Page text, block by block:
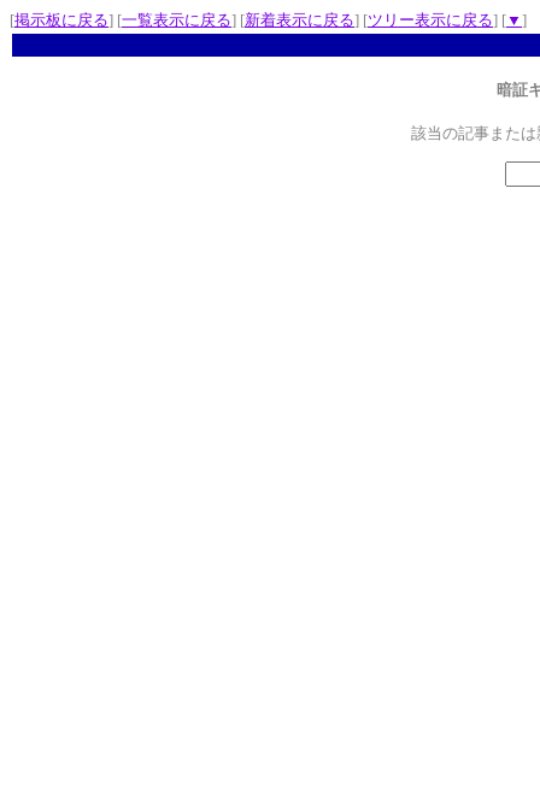
[掲示板に戻る] [一覧表示に戻る] [新着表示に戻る] [ツリー表示に戻る] [▼ ]
暗証
該当の記事また